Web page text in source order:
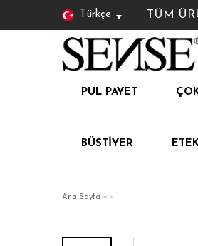
Türkçe TÜM
PUL PAYET
BÜSTIYER
Ana Sayfa » »